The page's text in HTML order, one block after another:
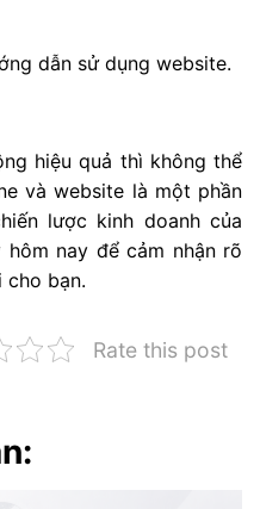
dẫn sử dụng website.
hiệu quả thì không thể
và website là một phần
lược kinh doanh của
nay để cảm nhận rõ
cho bạn.
Rate this post